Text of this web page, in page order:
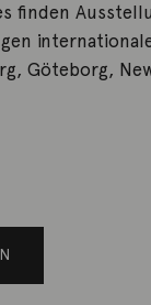
finden
Göteborg,